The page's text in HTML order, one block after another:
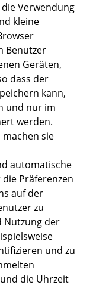
Verwendung
kleine
Benutzer
Geräten,
dass der
kann,
und nur im
werden.
sie
automatische
Präferenzen
auf der
zu
Nutzung der
und zu
die Uhrzeit